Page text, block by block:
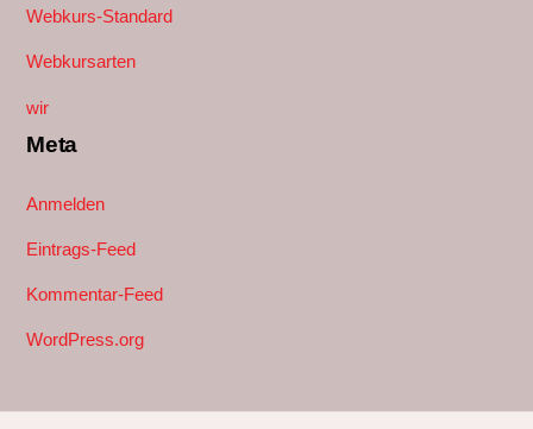
Webkurs-Standard
Webkursarten
wir
Meta
Anmelden
Eintrags-Feed
Kommentar-Feed
WordPress.org